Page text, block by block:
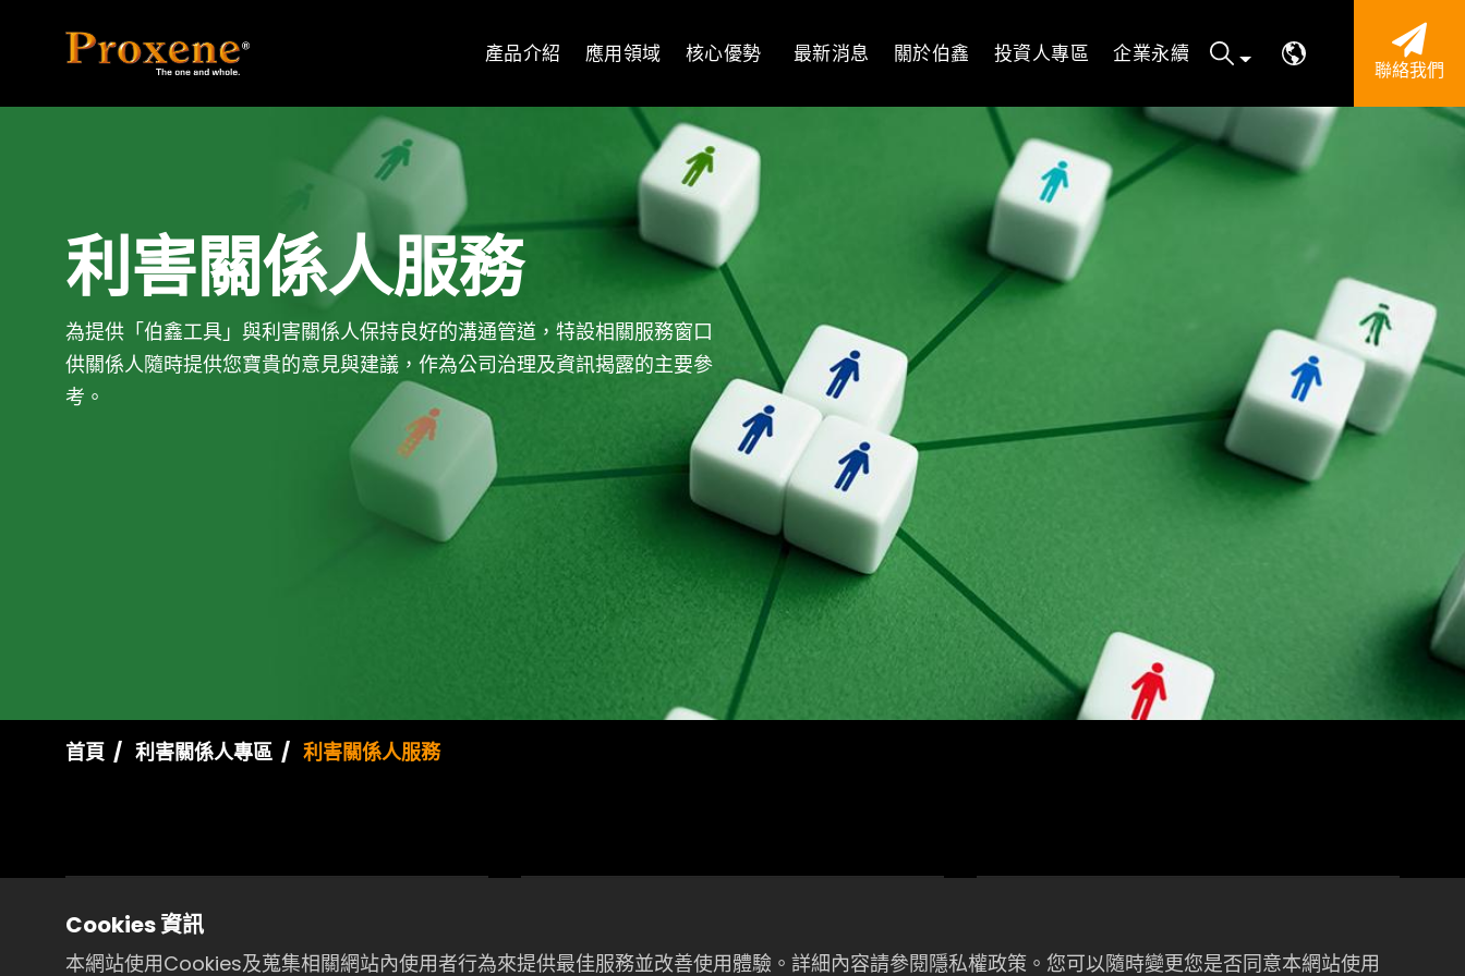
產品介紹 應用領域 核心優勢 最新消息 關於伯鑫 投資人專區 企業永續
聯絡我們
利害關係人服務
為提供「伯鑫工具」與利害關係人保持良好的溝通管道，特設相關服務窗口
供關係人隨時提供您寶貴的意見與建議，作為公司治理及資訊揭露的主要參
考。
首頁 利害關係人專區 利害關係人服務
股務代理機構
Cookies 資訊
本網站使用Cookies及蒐集相關網站內使用者行為來提供最佳服務並改善使用體驗。詳細內容請參閱隱私權政策。您可以隨時變更您是否同意本網站使用